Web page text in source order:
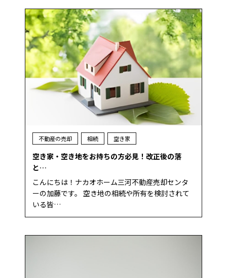
不動産の売却 相続 空き家
空き家・空き地をお持ちの方必見！改正後の落
と…
こんにちは！ナカオホーム三河不動産売却センタ
ーの加藤です。 空き地の相続や所有を検討されて
いる皆…